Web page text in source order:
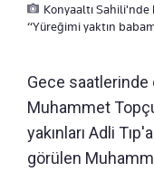
Konyaaltı
“Yüreğimi yaktın
Gece saatlerinde
Muhammet
yakınları Adli
görülen